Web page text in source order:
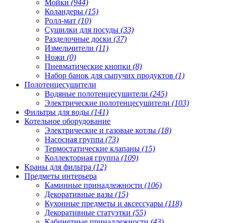
Мойки (944)
Коландеры (15)
Ролл-мат (10)
Сушилки для посуды (33)
Разделочные доски (37)
Измельчители (11)
Ножи (0)
Пневматические кнопки (8)
Набор банок для сыпучих продуктов (1)
Полотенцесушители
Водяные полотенцесушители (245)
Электрические полотенцесушители (103)
Фильтры для воды (141)
Котельное оборудование
Электрические и газовые котлы (18)
Насосная группа (73)
Термостатические клапаны (15)
Коллекторная группа (109)
Краны для фильтра (12)
Предметы интерьера
Каминные принадлежности (106)
Декоративные вазы (15)
Кухонные предметы и аксессуары (118)
Декоративные статуэтки (55)